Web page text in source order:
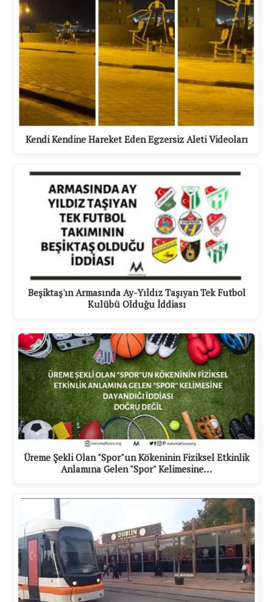
Kendi Kendine Hareket Eden Egzersiz Aleti Videoları
Beşiktaş'ın Armasında Ay-Yıldız Taşıyan Tek Futbol
Kulübü Olduğu İddiası
Üreme Şekli Olan "Spor"un Kökeninin Fiziksel Etkinlik
Anlamına Gelen "Spor" Kelimesine…